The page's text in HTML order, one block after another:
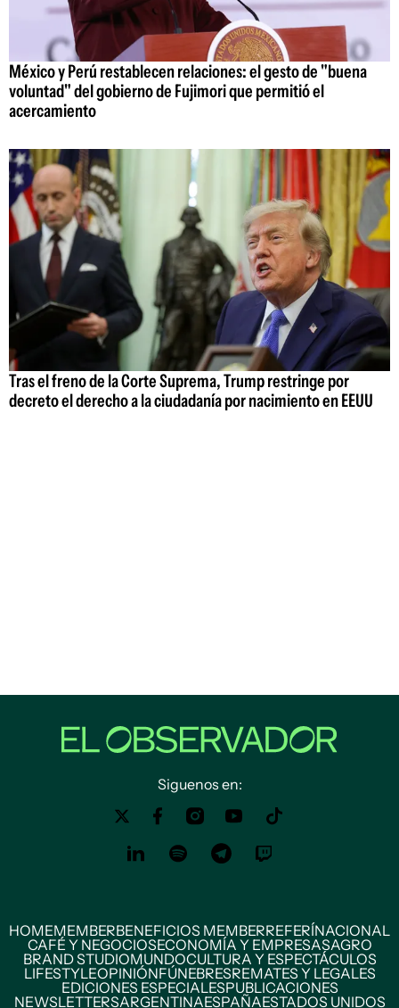
México y Perú restablecen relaciones: el gesto de "buena
voluntad" del gobierno de Fujimori que permitió el
acercamiento
Tras el freno de la Corte Suprema, Trump restringe por
decreto el derecho a la ciudadanía por nacimiento en EEUU
Siguenos en:
HOMEMEMBERBENEFICIOS MEMBERREFERÍNACIONAL
CAFÉ Y NEGOCIOSECONOMÍA Y EMPRESASAGRO
BRAND STUDIOMUNDOCULTURA Y ESPECTÁCULOS
LIFESTYLEOPINIÓNFÚNEBRESREMATES Y LEGALES
EDICIONES ESPECIALESPUBLICACIONES
NEWSLETTERSARGENTINAESPAÑAESTADOS UNIDOS